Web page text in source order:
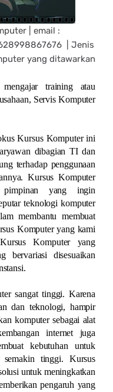
| email :
| Jenis
yang ditawarkan
training atau
Servis Komputer
Kursus Komputer ini
dibagian TI dan
terhadap penggunaan
Kursus Komputer
yang ingin
teknologi komputer
membantu membuat
Komputer yang kami
Komputer yang
bervariasi disesuaikan
sangat tinggi. Karena
dan teknologi, hampir
komputer sebagai alat
internet juga
kebutuhan untuk
semakin tinggi. Kursus
untuk meningkatkan
pengaruh yang